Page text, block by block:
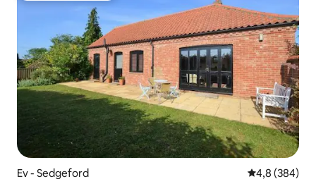
Ev - Sedgeford 5 üzerinden
4,8 (384)